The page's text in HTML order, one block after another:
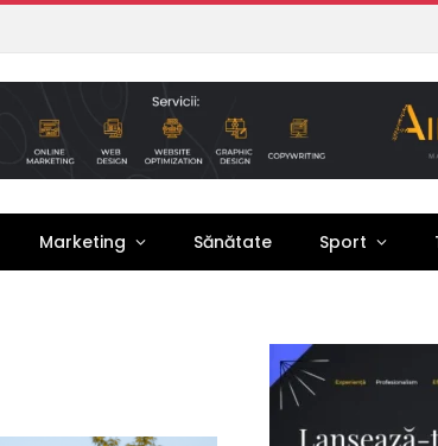
Marketing Sănătate Sport